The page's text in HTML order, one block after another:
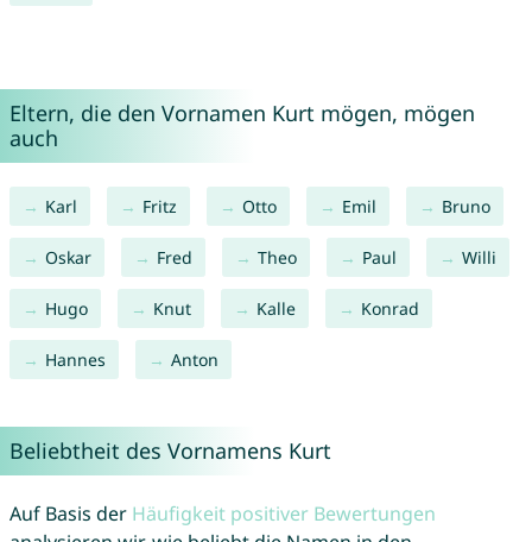
Eltern, die den Vornamen Kurt mögen, mögen
auch
Karl Fritz Otto Emil Bruno
Oskar Fred Theo Paul Willi
Hugo Knut Kalle Konrad
Hannes Anton
Beliebtheit des Vornamens Kurt
Auf Basis der Häufigkeit positiver Bewertungen